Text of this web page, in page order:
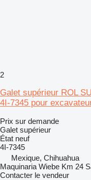
2
Galet supérieur ROL
4I-7345 pour
Prix sur demande
Galet supérieur
État neuf
4I-7345
Mexique, Chihuahua
Maquinaria Wiebe Km 24
Contacter le vendeur